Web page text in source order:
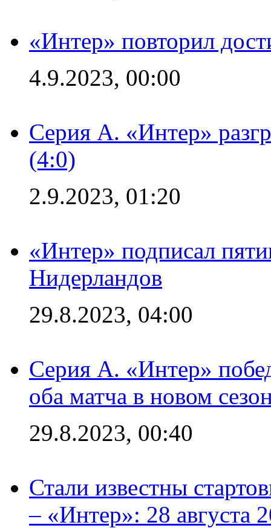
«Интер» повторил
4.9.2023, 00:00
Серия А. «Интер»
(4:0)
2.9.2023, 01:20
«Интер» подписал
Нидерландов
29.8.2023, 04:00
Серия А. «Интер»
оба матча в новом
29.8.2023, 00:40
Стали известны
– «Интер»: 28 августа